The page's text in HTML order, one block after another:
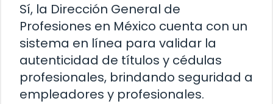
Sí, la Dirección General de
Profesiones en México cuenta con un
sistema en línea para validar la
autenticidad de títulos y cédulas
profesionales, brindando seguridad a
empleadores y profesionales.